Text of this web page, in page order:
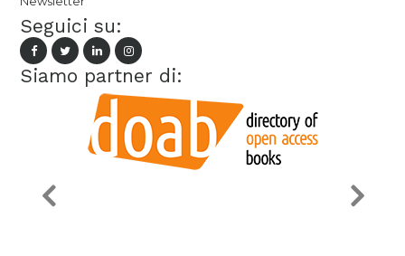
Seguici su:
Siamo partner di: